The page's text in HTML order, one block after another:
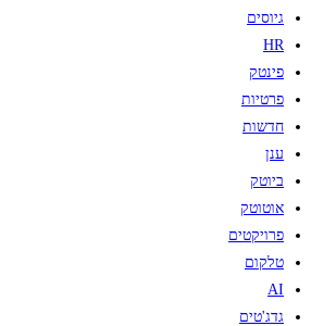
גיוסים
HR
פינטק
פרטיות
חדשות
ענן
ביוטק
אוטוטק
פרויקטים
טלקום
AI
גדג'טים